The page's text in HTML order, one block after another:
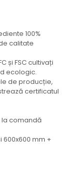
100%
calitate
și FSC cultivați
ecologic.
de producție,
certificatul
la comandă
600x600 mm +